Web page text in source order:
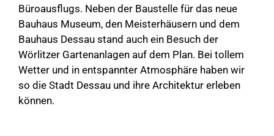
Büroausflugs. Neben der Baustelle für das neue
Bauhaus Museum, den Meisterhäusern und dem
Bauhaus Dessau stand auch ein Besuch der
Wörlitzer Gartenanlagen auf dem Plan. Bei tollem
Wetter und in entspannter Atmosphäre haben wir
so die Stadt Dessau und ihre Architektur erleben
können.